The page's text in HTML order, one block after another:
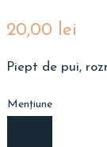
20,00 lei
Piept de pui,
Mențiune